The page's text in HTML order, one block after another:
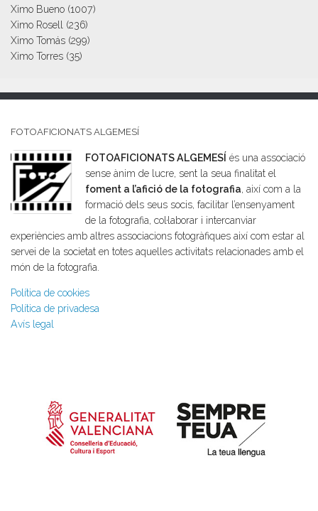
Ximo Bueno (1007)
Ximo Rosell
(236)
Ximo Tomás (299)
Ximo Torres (35)
FOTOAFICIONATS ALGEMESÍ
FOTOAFICIONATS ALGEMESÍ és una associació
sense ànim de lucre, sent la seua finalitat el
foment a l’afició de la fotografia, així com a la
formació dels seus socis, facilitar l’ensenyament
de la fotografia, col·laborar i intercanviar
experiències amb altres associacions fotogràfiques així com estar al
servei de la societat en totes aquelles activitats relacionades amb el
món de la fotografia.
Política de cookies
Política de privadesa
Avís legal